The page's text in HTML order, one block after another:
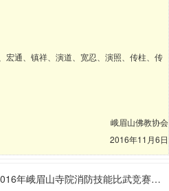
通、镇祥、演道、宽忍、演照、传柱、传
峨眉山佛教协会
2016年11月6日
年峨眉山寺院消防技能比武竞赛在报国寺举行